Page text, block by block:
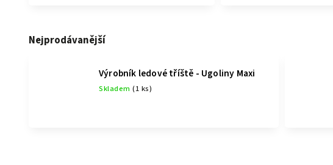
Nejprodávanější
Výrobník ledové tříště - Ugoliny Maxi
Skladem (1 ks)